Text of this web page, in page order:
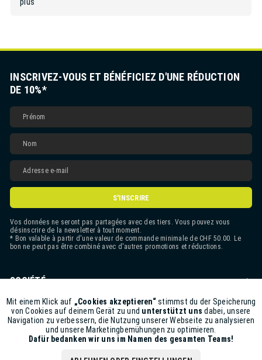
INSCRIVEZ-VOUS ET BÉNÉFICIEZ D'UNE RÉDUCTION
DE 10%*
S'INSCRIRE
Vos données ne seront pas partagées avec des tiers. Vous pouvez vous
désinscrire de la newsletter à tout moment.
* Bon valable à partir d'une valeur de commande minimale de CHF 50.00. Le
bon ne peut pas être combiné avec d'autres promotions et réductions.
SOCIÉTÉ
CONTACT
ASSISTANCE BOUTIQUE
INFORMATIONS
Funktionale Aktiv
Marketing Inaktiv
Mit einem Klick auf „Cookies akzeptieren“stimmst du der Speicherung
von Cookies auf deinem Gerät zu und unterstützt uns dabei, unsere
Navigation zu verbessern, die Nutzung unserer Webseite zu analysieren
und unsere Marketingbemühungen zu optimieren.
Dafür bedanken wir uns im Namen des gesamten Teams!